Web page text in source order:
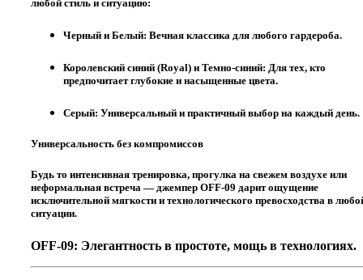
любой стиль и ситуацию:
Черный и Белый: Вечная классика для любого гардероба.
Королевский синий (Royal) и Темно-синий: Для тех, кто
предпочитает глубокие и насыщенные цвета.
Серый: Универсальный и практичный выбор на каждый день.
Универсальность без компромиссов
Будь то интенсивная тренировка, прогулка на свежем воздухе или
неформальная встреча — джемпер OFF-09 дарит ощущение
исключительной мягкости и технологического превосходства в
ситуации.
OFF-09: Элегантность в простоте, мощь в технологиях.